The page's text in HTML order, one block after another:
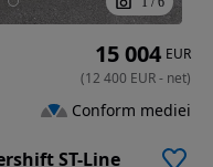
ST-Line
15 004 EUR
(12 400 EUR- net)
Conform mediei